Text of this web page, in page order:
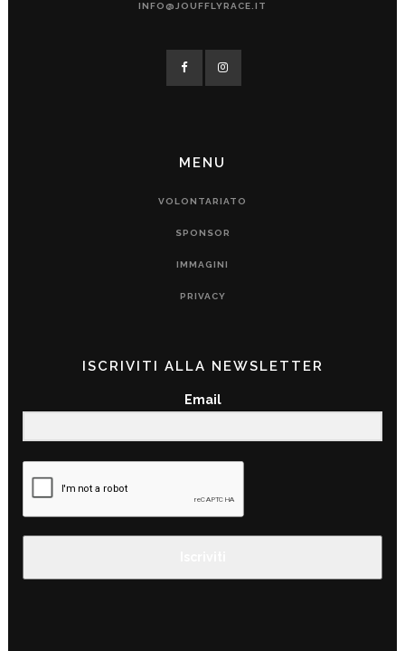
INFO@JOUFFLYRACE.IT
MENU
VOLONTARIATO
SPONSOR
IMMAGINI
PRIVACY
ISCRIVITI ALLA NEWSLETTER
Email